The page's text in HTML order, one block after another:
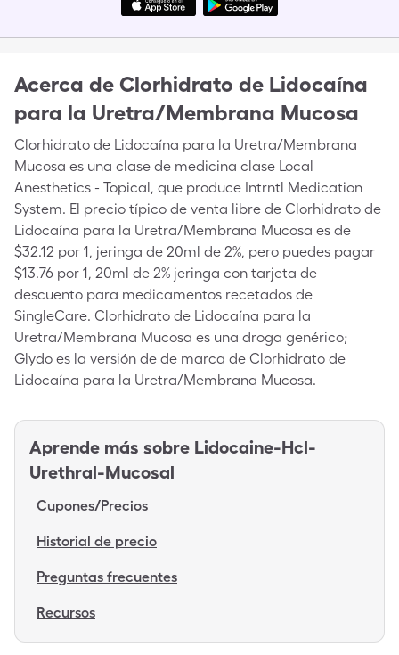
Acerca de Clorhidrato de Lidocaína
para la Uretra/Membrana Mucosa
Clorhidrato de Lidocaína para la Uretra/Membrana
Mucosa es una clase de medicina clase Local
Anesthetics - Topical, que produce Intrntl Medication
System. El precio típico de venta libre de Clorhidrato de
Lidocaína para la Uretra/Membrana Mucosa es de
$32.12 por 1, jeringa de 20ml de 2%, pero puedes pagar
$13.76 por 1, 20ml de 2% jeringa con tarjeta de
descuento para medicamentos recetados de
SingleCare. Clorhidrato de Lidocaína para la
Uretra/Membrana Mucosa es una droga genérico;
Glydo es la versión de de marca de Clorhidrato de
Lidocaína para la Uretra/Membrana Mucosa.
Aprende más sobre Lidocaine-Hcl-
Urethral-Mucosal
Cupones/Precios
Historial de precio
Preguntas frecuentes
Recursos